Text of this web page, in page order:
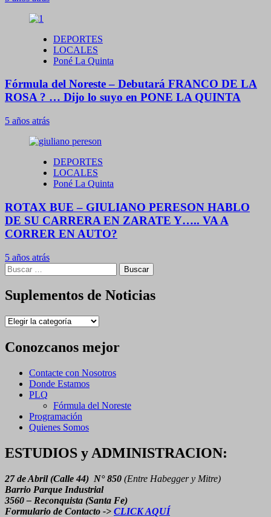
DEPORTES
LOCALES
Poné La Quinta
Fórmula del Noreste – Debutará FRANCO DE LA
ROSA ? … Dijo lo suyo en PONE LA QUINTA
5 años atrás
DEPORTES
LOCALES
Poné La Quinta
ROTAX BUE – GIULIANO PERESON HABLO
DE SU CARRERA EN ZARATE Y….. VA A
CORRER EN AUTO?
5 años atrás
Buscar:
Suplementos de Noticias
Suplementos
Noticias
Conozcanos mejor
Contacte con Nosotros
Donde Estamos
PLQ
Fórmula del Noreste
Programación
Quienes Somos
ESTUDIOS y ADMINISTRACION:
27 de Abril (Calle 44) N° 850 (Entre Habegger y Mitre)
Barrio Parque Industrial
3560 – Reconquista (Santa Fe)
Formulario de Contacto -> CLICK AQUÍ